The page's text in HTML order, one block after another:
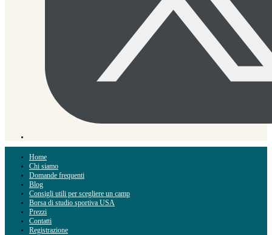
Home
Chi siamo
Domande frequenti
Blog
Consigli utili per scegliere un camp
Borsa di studio sportiva USA
Prezzi
Contatti
Registrazione